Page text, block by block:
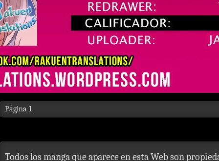
Página 1
Todos los manga que aparece en esta Web son